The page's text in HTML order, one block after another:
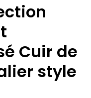
Cuir de
style